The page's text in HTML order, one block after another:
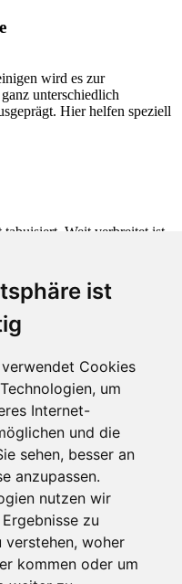
ist
Cookies
um
Internet-
und die
sehen, besser an
anzupassen.
nutzen wir
zu
verstehen, woher
kommen oder um
wird es zur
unterschiedlich
Hier helfen speziell
Weit verbreitet ist
verursacht. Neueste
fast 90% die Ursache in der
| Emsdetten |
| Hagen am Teutoburger
|Ladbergen|Lengerich
| Neuenkirchen (Landkreis
Recke | Rheine |Saerbeck
Westerkappeln |
08. August 2026 um